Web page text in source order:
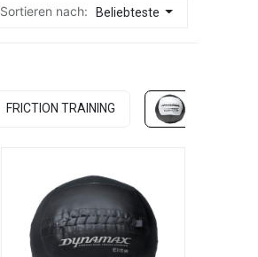
Sortieren nach: Beliebteste
FRICTION TRAINING